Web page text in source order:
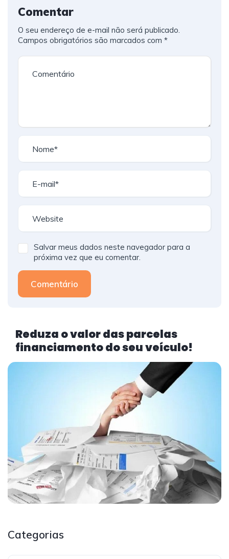
Comentar
O seu endereço de e-mail não será publicado.
Campos obrigatórios são marcados com *
Salvar meus dados neste navegador para a
próxima vez que eu comentar.
Comentário
Reduza o valor das parcelas
financiamento do seu veículo!
Categorias